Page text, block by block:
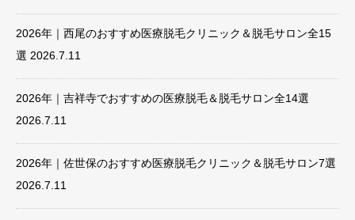
2026年｜西尾のおすすめ医療脱毛クリニック＆脱毛サロン全15
選 2026.7.11
2026年｜吉祥寺でおすすめの医療脱毛＆脱毛サロン全14選
2026.7.11
2026年｜佐世保のおすすめ医療脱毛クリニック＆脱毛サロン7選
2026.7.11